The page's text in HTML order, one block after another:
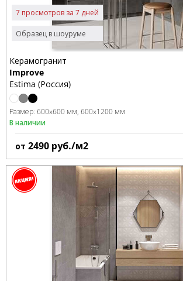
Образец в шоуруме
7 просмотров за 7 дней
Керамогранит
Improve
Estima (Россия)
Размер: 600x600 мм 600x1200 мм
В наличии
от 2490 руб./м2